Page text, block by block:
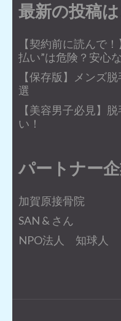
最新の投稿
【契約前に読んで
払い”は危険？安心
【保存版】メンズ
選
【美容男子必見】
い！
パートナー
加賀原接骨院
SAN & さん
NPO法人 知球人